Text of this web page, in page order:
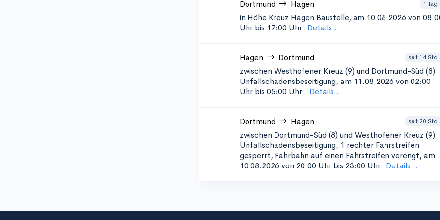
Dortmund Hagen 1 Tag
in Höhe Kreuz Hagen Baustelle, am 10.08.2026 von
Uhr bis 17:00 Uhr. Details...
Hagen Dortmund seit 14 Std
zwischen Westhofener Kreuz (9) und Dortmund-Süd (8)
Unfallschadensbeseitigung, am 11.08.2026 von 02:00
Uhr bis 05:00 Uhr . Details...
Dortmund Hagen seit 20 Std
zwischen Dortmund-Süd (8) und Westhofener Kreuz (9)
Unfallschadensbeseitigung, 1 rechter Fahrstreifen
gesperrt, Fahrbahn auf einen Fahrstreifen verengt, am
10.08.2026 von 20:00 Uhr bis 23:00 Uhr. Details...